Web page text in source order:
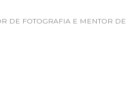
DE FOTOGRAFIA E MENTOR DE